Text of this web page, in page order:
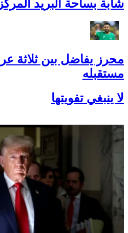
شابة بساحة البريد
محرز يفاضل بين ثلاثة
مستقبله
لا ينبغي تفويتها